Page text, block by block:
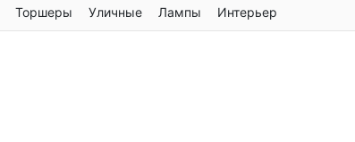
Торшеры Уличные Лампы Интерьер